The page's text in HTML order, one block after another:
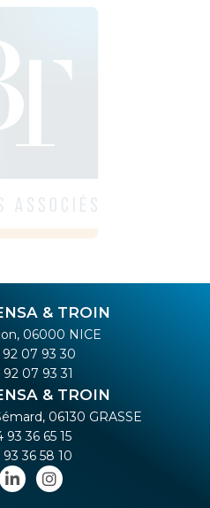
& TROIN
06000 NICE
07 93 30
07 93 31
& TROIN
06130 GRASSE
93 36 65 15
36 58 10